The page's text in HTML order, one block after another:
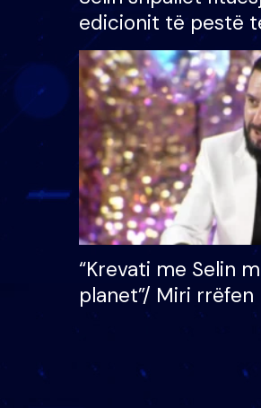
edicionit të pestë
Brother VIP,
çmimin e madh
mijë eurosh
“Krevati me Selin
planet”/ Miri
bukura në shtëpinë